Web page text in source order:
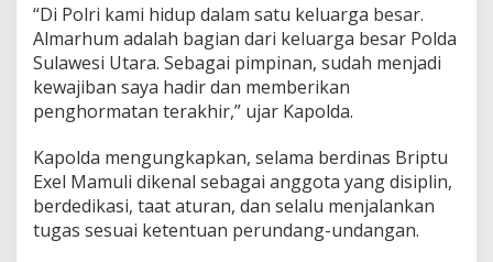
“Di Polri kami hidup dalam satu keluarga besar.
Almarhum adalah bagian dari keluarga besar Polda
Sulawesi Utara. Sebagai pimpinan, sudah menjadi
kewajiban saya hadir dan memberikan
penghormatan terakhir,” ujar Kapolda.
Kapolda mengungkapkan, selama berdinas Briptu
Exel Mamuli dikenal sebagai anggota yang disiplin,
berdedikasi, taat aturan, dan selalu menjalankan
tugas sesuai ketentuan perundang-undangan.